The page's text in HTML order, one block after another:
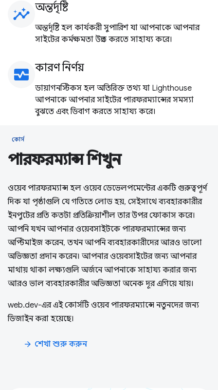
insights অন্তর্দৃষ্টি
অন্তর্দৃষ্টি হল কার্যকরী সুপারিশ যা আপনাকে আপনার
সাইটের কর্মক্ষমতা উন্নত করতে সাহায্য করে।
monitor_heart কারণ নির্ণয়
ডায়াগনস্টিকস হল অতিরিক্ত তথ্য যা Lighthouse
আপনাকে আপনার সাইটের পারফরম্যান্সের সমস্যা
বুঝতে এবং ডিবাগ করতে সাহায্য করে।
কোর্স
পারফরম্যান্স শিখুন
ওয়েব পারফরম্যান্স হল ওয়েব ডেভেলপমেন্টের একটি গুরুত্বপূর্ণ
দিক যা পৃষ্ঠাগুলি যে গতিতে লোড হয়, সেইসাথে ব্যবহারকারীর
ইনপুটের প্রতি কতটা প্রতিক্রিয়াশীল তার উপর ফোকাস করে।
আপনি যখন আপনার ওয়েবসাইটকে পারফরম্যান্সের জন্য
অপ্টিমাইজ করেন, তখন আপনি ব্যবহারকারীদের আরও ভালো
অভিজ্ঞতা প্রদান করেন। আপনার ওয়েবসাইটের জন্য আপনার
মাথায় থাকা লক্ষ্যগুলি অর্জনে আপনাকে সাহায্য করার জন্য
আরও ভাল ব্যবহারকারীর অভিজ্ঞতা অনেক দূর এগিয়ে যায়।
web.dev-এর এই কোর্সটি ওয়েব পারফরম্যান্সে নতুনদের জন্য
ডিজাইন করা হয়েছে।
arrow_forward শেখা শুরু করুন